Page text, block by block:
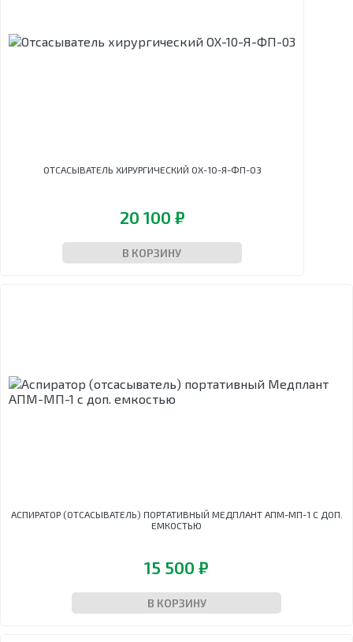
ОТСАСЫВАТЕЛЬ ХИРУРГИЧЕСКИЙ ОХ-10-Я-ФП-03
20 100 ₽
В КОРЗИНУ
АСПИРАТОР (ОТСАСЫВАТЕЛЬ) ПОРТАТИВНЫЙ МЕДПЛАНТ АПМ-МП-1 С ДОП.
ЕМКОСТЬЮ
15 500 ₽
В КОРЗИНУ